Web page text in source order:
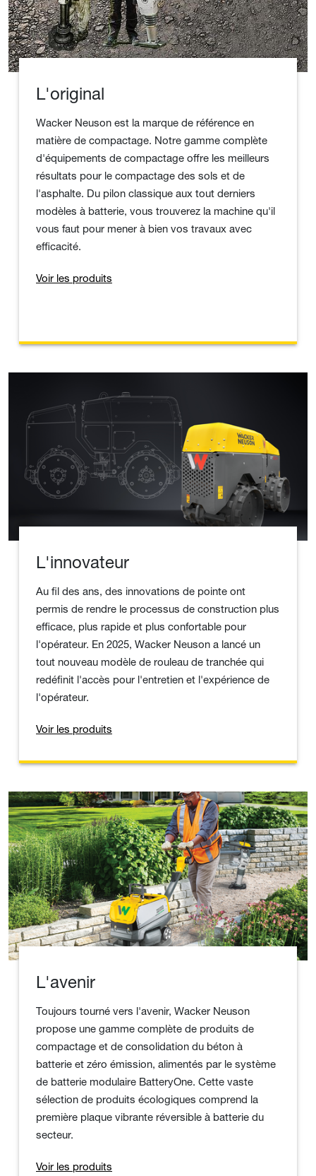
L'original
Wacker Neuson est la marque de référence en
matière de compactage. Notre gamme complète
d'équipements de compactage offre les meilleurs
résultats pour le compactage des sols et de
l'asphalte. Du pilon classique aux tout derniers
modèles à batterie, vous trouverez la machine qu'il
vous faut pour mener à bien vos travaux avec
efficacité.
Voir les produits
L'innovateur
Au fil des ans, des innovations de pointe ont
permis de rendre le processus de construction plus
efficace, plus rapide et plus confortable pour
l'opérateur. En 2025, Wacker Neuson a lancé un
tout nouveau modèle de rouleau de tranchée qui
redéfinit l'accès pour l'entretien et l'expérience de
l'opérateur.
Voir les produits
L'avenir
Toujours tourné vers l'avenir, Wacker Neuson
propose une gamme complète de produits de
compactage et de consolidation du béton à
batterie et zéro émission, alimentés par le système
de batterie modulaire BatteryOne. Cette vaste
sélection de produits écologiques comprend la
première plaque vibrante réversible à batterie du
secteur.
Voir les produits